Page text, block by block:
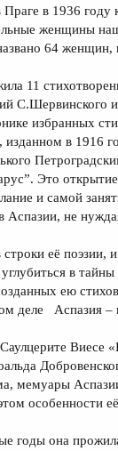
в 1936 году
женщины
64 женщин,
11
С.Шервинского
избранных
изданном в 1916
Это
и самой
Аспазии, не
её поэзии,
в тайны
ею
деле Аспазия –
Виесе
мемуары
особенности
годы она